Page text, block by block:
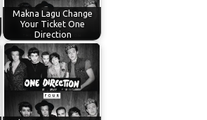
Makna Lagu Change
Your Ticket One
Direction